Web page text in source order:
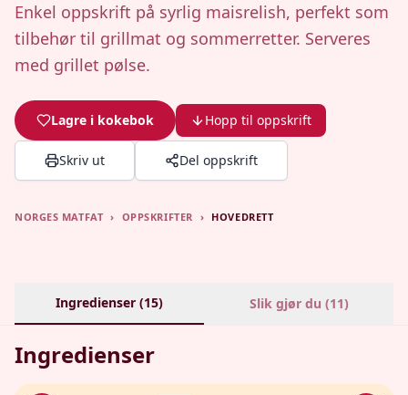
Enkel oppskrift på syrlig maisrelish, perfekt som
tilbehør til grillmat og sommerretter. Serveres
med grillet pølse.
Lagre i kokebok Hopp til oppskrift
Skriv ut Del oppskrift
NORGES MATFAT › OPPSKRIFTER › HOVEDRETT
Ingredienser (15) Slik gjør du (11)
Ingredienser